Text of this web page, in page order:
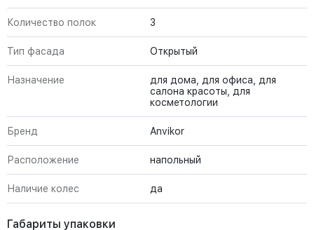
Количество полок 3
Тип фасада Открытый
Назначение
для дома, для офиса, для
салона красоты, для
косметологии
Бренд Anvikor
Расположение напольный
Наличие колес да
Габариты упаковки